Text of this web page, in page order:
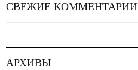
м
СВЕЖИЕ КОММЕНТАРИИ
АРХИВЫ